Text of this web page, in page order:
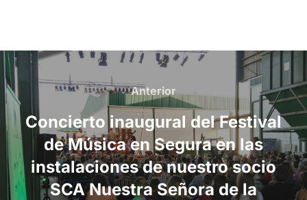
Navegación
de
entradas
Anterior
Anterior
Concierto inaugural del Festival
de Música en Segura en las
instalaciones de nuestro socio
SCA Nuestra Señora de la